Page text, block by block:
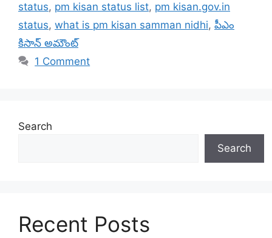
status, pm kisan status list, pm kisan.gov.in
status, what is pm kisan samman nidhi, పీఎం
కిసాన్ అమౌంట్
1 Comment
Search
Search
Recent Posts